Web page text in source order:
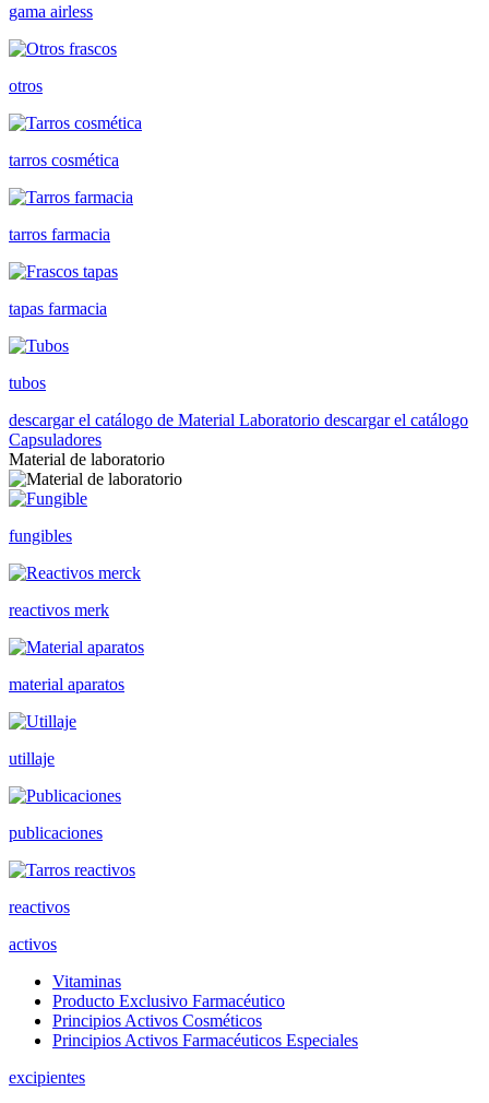
gama airless
otros
tarros cosmética
tarros farmacia
tapas farmacia
tubos
descargar el catálogo de Material Laboratorio descargar el catálogo
Capsuladores
Material de laboratorio
fungibles
reactivos merk
material aparatos
utillaje
publicaciones
reactivos
activos
Vitaminas
Producto Exclusivo Farmacéutico
Principios Activos Cosméticos
Principios Activos Farmacéuticos Especiales
excipientes